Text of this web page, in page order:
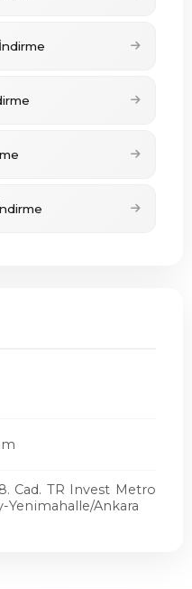
Cad. TR Invest Metro
Yenimahalle/Ankara